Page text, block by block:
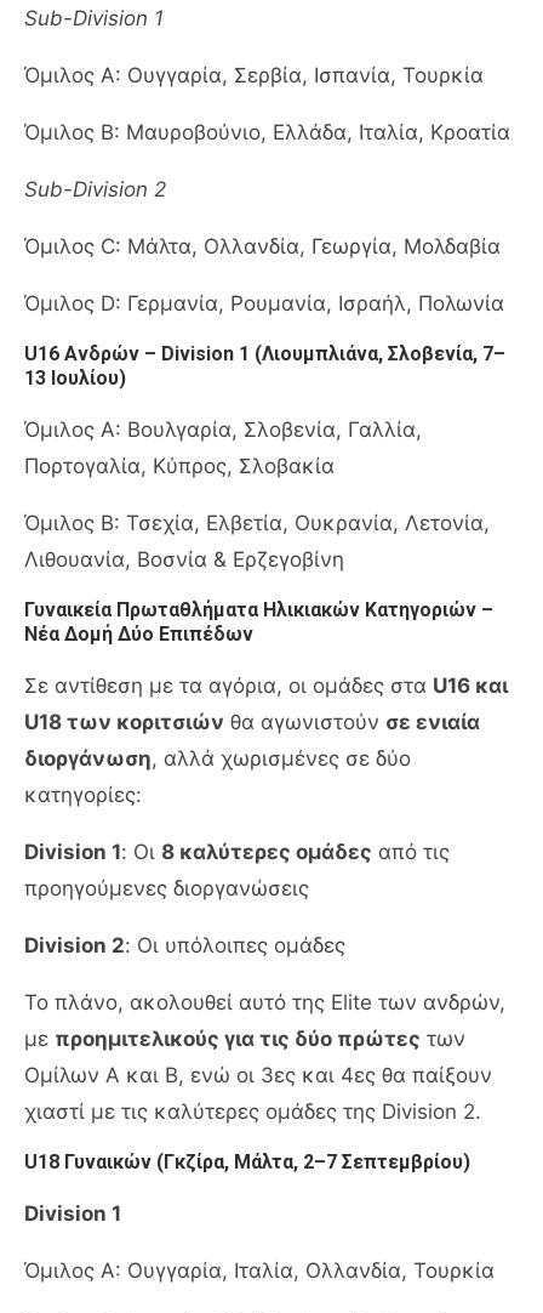
Sub-Division 1
Όμιλος A: Ουγγαρία, Σερβία, Ισπανία, Τουρκία
Όμιλος B: Μαυροβούνιο, Ελλάδα, Ιταλία, Κροατία
Sub-Division 2
Όμιλος C: Μάλτα, Ολλανδία, Γεωργία, Μολδαβία
Όμιλος D: Γερμανία, Ρουμανία, Ισραήλ, Πολωνία
U16 Ανδρών – Division 1 (Λιουμπλιάνα, Σλοβενία, 7–
13 Ιουλίου)
Όμιλος A: Βουλγαρία, Σλοβενία, Γαλλία,
Πορτογαλία, Κύπρος, Σλοβακία
Όμιλος B: Τσεχία, Ελβετία, Ουκρανία, Λετονία,
Λιθουανία, Βοσνία & Ερζεγοβίνη
Γυναικεία Πρωταθλήματα Ηλικιακών Κατηγοριών –
Νέα Δομή Δύο Επιπέδων
Σε αντίθεση με τα αγόρια, οι ομάδες στα U16 και
U18 των κοριτσιών θα αγωνιστούν σε ενιαία
διοργάνωση, αλλά χωρισμένες σε δύο
κατηγορίες:
Division 1: Οι 8 καλύτερες ομάδες από τις
προηγούμενες διοργανώσεις
Division 2: Οι υπόλοιπες ομάδες
Το πλάνο, ακολουθεί αυτό της Elite των ανδρών,
με προημιτελικούς για τις δύο πρώτες των
Ομίλων A και B, ενώ οι 3ες και 4ες θα παίξουν
χιαστί με τις καλύτερες ομάδες της Division 2.
U18 Γυναικών (Γκζίρα, Μάλτα, 2–7 Σεπτεμβρίου)
Division 1
Όμιλος A: Ουγγαρία, Ιταλία, Ολλανδία, Τουρκία